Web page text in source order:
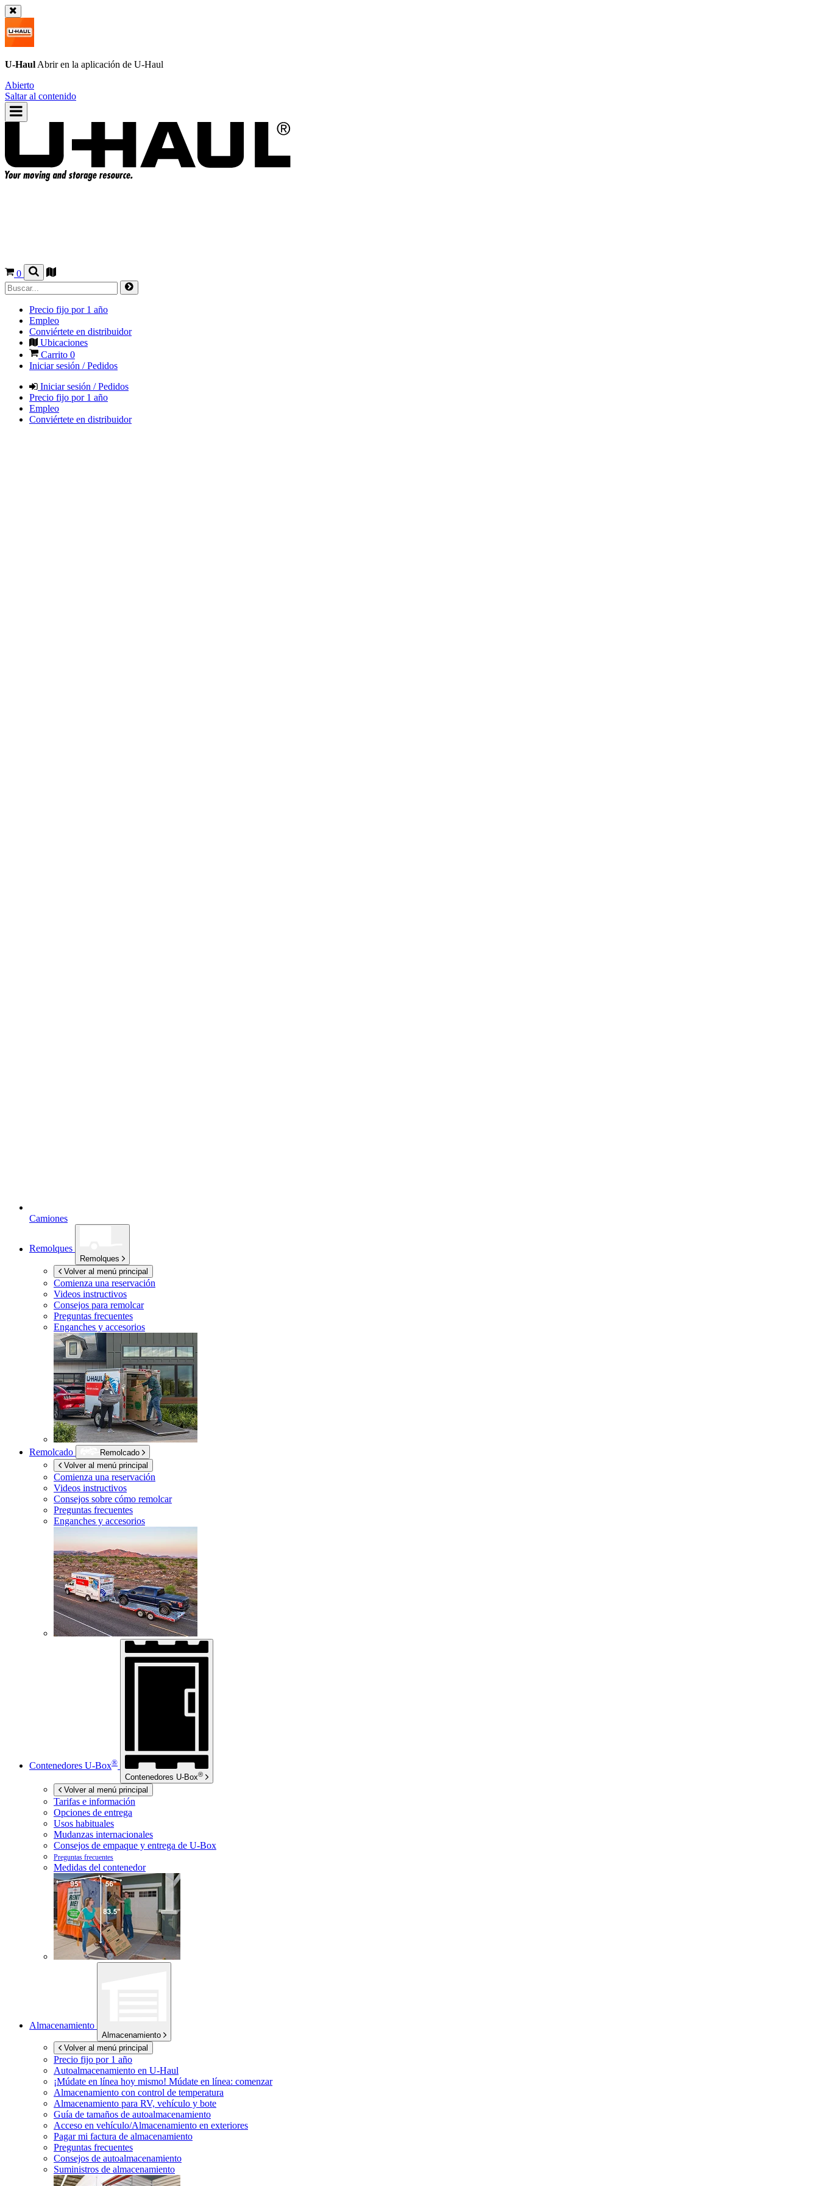
U-Haul Abrir en la aplicación de U-Haul
Abierto
Saltar al contenido
0
Precio fijo por 1 año
Empleo
Conviértete en distribuidor
Ubicaciones
Carrito 0
Iniciar sesión / Pedidos
Iniciar sesión / Pedidos
Precio fijo por 1 año
Empleo
Conviértete en distribuidor
Camiones
Remolques
Remolques
Volver al menú principal
Comienza una reservación
Videos instructivos
Consejos para remolcar
Preguntas frecuentes
Enganches y accesorios
Remolcado
Remolcado
Volver al menú principal
Comienza una reservación
Videos instructivos
Consejos sobre cómo remolcar
Preguntas frecuentes
Enganches y accesorios
Contenedores U-Box®
Contenedores U-Box®
Volver al menú principal
Tarifas e información
Opciones de entrega
Usos habituales
Mudanzas internacionales
Consejos de empaque y entrega de U-Box
Preguntas frecuentes
Medidas del contenedor
Almacenamiento
Almacenamiento
Volver al menú principal
Precio fijo por 1 año
Autoalmacenamiento en U-Haul
¡Múdate en línea hoy mismo! Múdate en línea: comenzar
Almacenamiento con control de temperatura
Almacenamiento para RV, vehículo y bote
Guía de tamaños de autoalmacenamiento
Acceso en vehículo/Almacenamiento en exteriores
Pagar mi factura de almacenamiento
Preguntas frecuentes
Consejos de autoalmacenamiento
Suministros de almacenamiento